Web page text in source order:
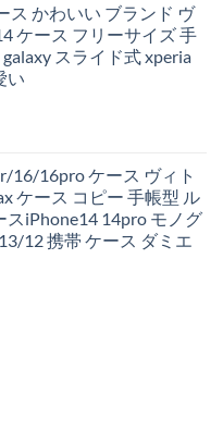
ス かわいい ブランド ヴ
ケース フリーサイズ 手
スライド式 xperia
い
16/16pro ケース ヴィト
ケース コピー 手帳型 ル
iPhone14 14pro モノグ
12 携帯 ケース ダミエ